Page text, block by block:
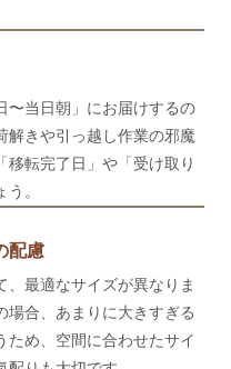
〜当日朝」にお届けするの
解きや引っ越し作業の邪魔
移転完了日」や「受け取り
。
配慮
最適なサイズが異なりま
場合、あまりに大きすぎる
ため、空間に合わせたサイ